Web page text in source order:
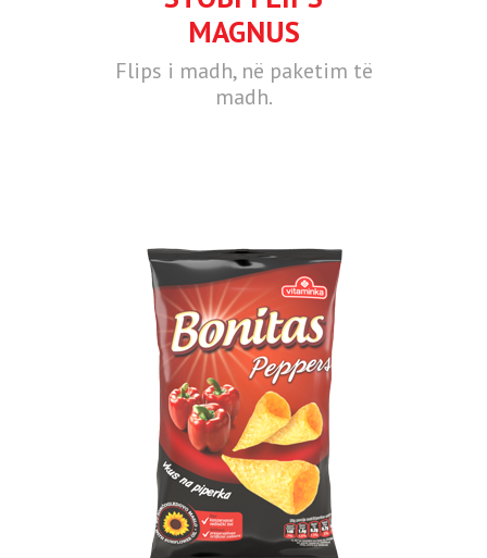
MAGNUS
Flips i madh, në paketim të
madh.